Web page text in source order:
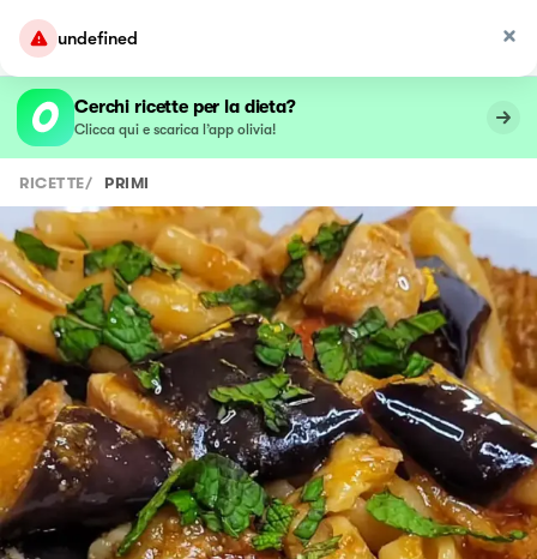
undefined
Cerchi ricette per la dieta?
Clicca qui e scarica l’app olivia!
RICETTE/ PRIMI